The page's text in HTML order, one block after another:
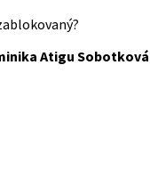
Atigu Sobotková